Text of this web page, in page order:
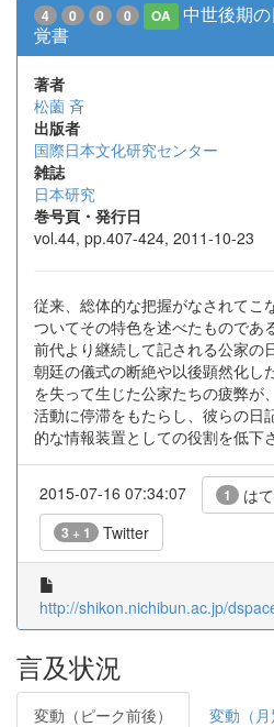
4 0 0 0 OA
中世後期
覚書
著者
松薗 斉
出版者
国際日本文化研究センター
雑誌
日本研究
巻号頁・発行日
vol.44, pp.407-424, 2011-10-23
従来、総体的な把握がなされてこ
ついてその特色を述べたものであ
前代より継続して記される公家の
朝廷の儀式の断絶や以後顕然化し
を失って生じた公家たちの疲弊が
活動に停滞をもたらし、彼らの日
的な情報装置としての役割を低下
2015-07-16 07:34:07 1 は
3 + 1 Twitter
http://shikon.nichibun.ac.jp/
言及状況
変動（ピーク前後） 変動（月